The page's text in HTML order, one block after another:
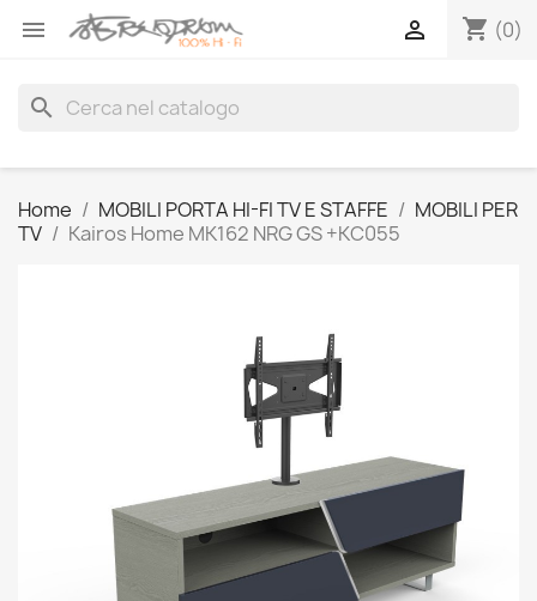
 shopping_cart (0)

search
Home MOBILI PORTA HI-FI TV E STAFFE
MOBILI PER
TV
Kairos Home MK162 NRG GS +KC055